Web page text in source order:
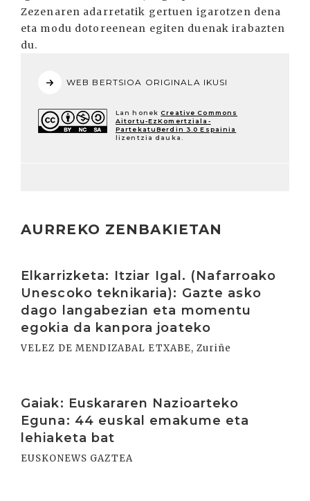
Zezenaren adarretatik gertuen igarotzen dena
eta modu dotoreenean egiten duenak irabazten
du.
WEB BERTSIOA ORIGINALA IKUSI
Lan honek Creative Commons
Aitortu-EzKomertziala-
PartekatuBerdin 3.0 Espainia
lizentzia dauka.
AURREKO ZENBAKIETAN
Elkarrizketa: Itziar Igal. (Nafarroako
Unescoko teknikaria): Gazte asko
dago langabezian eta momentu
egokia da kanpora joateko
VELEZ DE MENDIZABAL ETXABE, Zuriñe
Gaiak: Euskararen Nazioarteko
Eguna: 44 euskal emakume eta
lehiaketa bat
EUSKONEWS GAZTEA